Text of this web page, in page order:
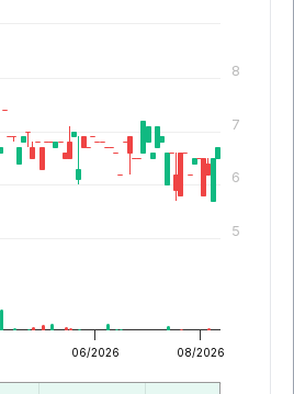
06/2026 08/2026
5
6
7
8